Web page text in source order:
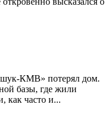
КМВ» потерял дом.
базы, где жили
как часто и...